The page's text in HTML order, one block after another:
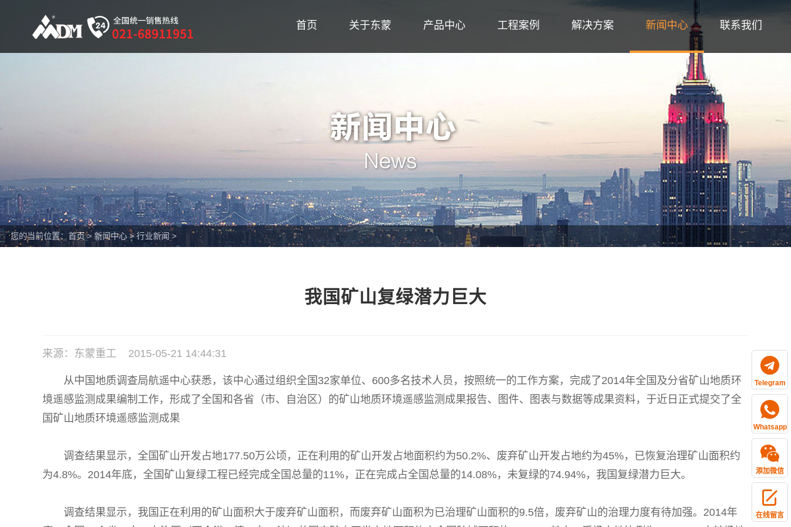
首页 关于东蒙 产品中心 工程案例 解决方案 新闻中心 联系我们
您的当前位置： 首页 > 新闻中心 >行业新闻>
我国矿山复绿潜力巨大
来源：东蒙重工 2015-05-21 14:44:31
从中国地质调查局航遥中心获悉，该中心通过组织全国32家单位、600多名技术人员，按照统一的工作方案，完成了2014年全国及分省矿山地质环
境遥感监测成果编制工作，形成了全国和各省（市、自治区）的矿山地质环境遥感监测成果报告、图件、图表与数据等成果资料，于近日正式提交了全
国矿山地质环境遥感监测成果
调查结果显示，全国矿山开发占地177.50万公顷，正在利用的矿山开发占地面积约为50.2%、废弃矿山开发占地约为45%，已恢复治理矿山面积约
为4.8%。2014年底，全国矿山复绿工程已经完成全国总量的11%，正在完成占全国总量的14.08%，未复绿的74.94%，我国复绿潜力巨大。
调查结果显示，我国正在利用的矿山面积大于废弃矿山面积，而废弃矿山面积为已治理矿山面积的9.5倍，废弃矿山的治理力度有待加强。2014年
Telegram
Whatsapp
添加微信
在线留言